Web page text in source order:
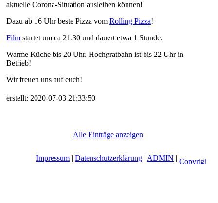
aktuelle Corona-Situation ausleihen können!
Dazu ab 16 Uhr beste Pizza vom Rolling Pizza!
Film startet um ca 21:30 und dauert etwa 1 Stunde.
Warme Küche bis 20 Uhr. Hochgratbahn ist bis 22 Uhr in
Betrieb!
Wir freuen uns auf euch!
erstellt: 2020-07-03 21:33:50
Alle Einträge anzeigen
Impressum | Datenschutzerklärung | ADMIN |